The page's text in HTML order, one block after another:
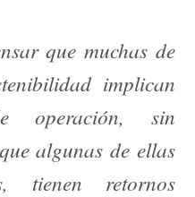
que muchas de
implican
operación, sin
algunas de ellas
tienen retornos